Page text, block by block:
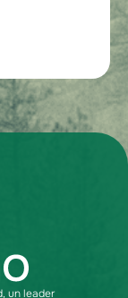
un leader